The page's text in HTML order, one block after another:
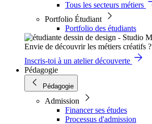
Tous les secteurs métiers
Portfolio Étudiant
Portfolio des étudiants
Envie de découvrir les métiers créatifs ?
Inscris-toi à un atelier découverte
Pédagogie
Pédagogie
Admission
Financer ses études
Processus d'admission